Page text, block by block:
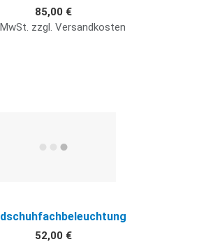
85,00 €
zzgl. Versandkosten
52,00 €